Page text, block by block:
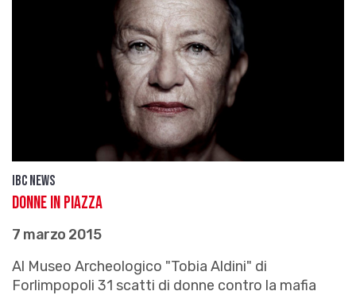
IBC news
Donne in piazza
7 marzo 2015
Al Museo Archeologico "Tobia Aldini" di
Forlimpopoli 31 scatti di donne contro la mafia